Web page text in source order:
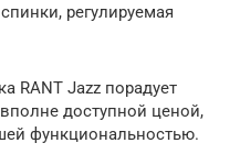
регулируемая
RANT Jazz порадует
доступной ценой,
функциональностью.